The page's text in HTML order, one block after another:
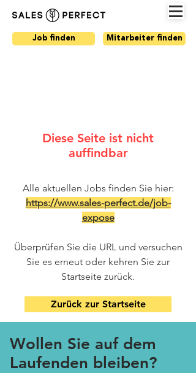
Job finden Mitarbeiter finden
Diese Seite ist nicht
auffindbar
Alle aktuellen Jobs finden Sie hier:
https://www.sales-perfect.de/job-
expose
Überprüfen Sie die URL und versuchen
Sie es erneut oder kehren Sie zur
Startseite zurück.
Zurück zur Startseite
Wollen Sie auf dem
Laufenden bleiben?